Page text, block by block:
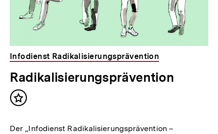
Infodienst Radikalisierungsprävention
Radikalisierungsprävention
Inhalt
Der „Infodienst Radikalisierungsprävention –